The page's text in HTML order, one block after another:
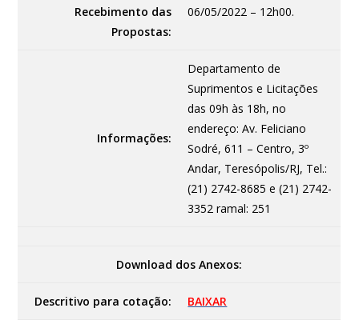
Recebimento das
Propostas:
06/05/2022 – 12h00.
Informações:
Departamento de
Suprimentos e Licitações
das 09h às 18h, no
endereço: Av. Feliciano
Sodré, 611 – Centro, 3º
Andar, Teresópolis/RJ, Tel.:
(21) 2742-8685 e (21) 2742-
3352 ramal: 251
Download dos Anexos:
Descritivo para cotação: BAIXAR